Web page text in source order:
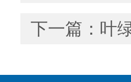
下一篇： 叶